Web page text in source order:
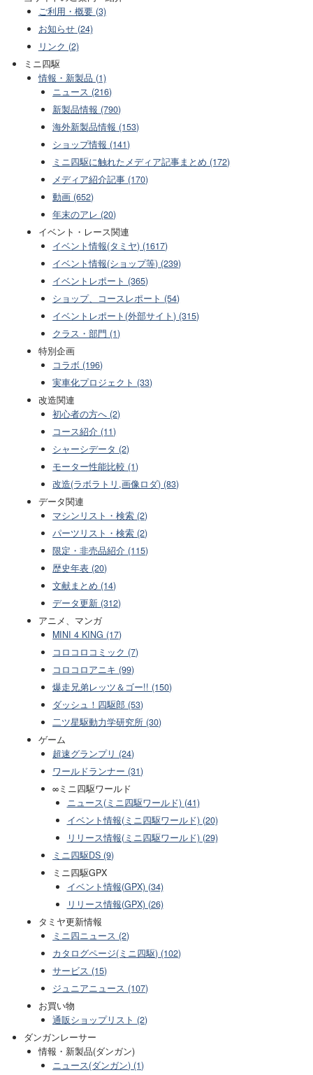
ご利用・概要 (3)
お知らせ (24)
リンク (2)
ミニ四駆
情報・新製品 (1)
ニュース (216)
新製品情報 (790)
海外新製品情報 (153)
ショップ情報 (141)
ミニ四駆に触れたメディア記事まとめ (172)
メディア紹介記事 (170)
動画 (652)
年末のアレ (20)
イベント・レース関連
イベント情報(タミヤ) (1617)
イベント情報(ショップ等) (239)
イベントレポート (365)
ショップ、コースレポート (54)
イベントレポート(外部サイト) (315)
クラス・部門 (1)
特別企画
コラボ (196)
実車化プロジェクト (33)
改造関連
初心者の方へ (2)
コース紹介 (11)
シャーシデータ (2)
モーター性能比較 (1)
改造(ラボラトリ,画像ロダ) (83)
データ関連
マシンリスト・検索 (2)
パーツリスト・検索 (2)
限定・非売品紹介 (115)
歴史年表 (20)
文献まとめ (14)
データ更新 (312)
アニメ、マンガ
MINI 4 KING (17)
コロコロコミック (7)
コロコロアニキ (99)
爆走兄弟レッツ＆ゴー!! (150)
ダッシュ！四駆郎 (53)
二ツ星駆動力学研究所 (30)
ゲーム
超速グランプリ (24)
ワールドランナー (31)
∞ミニ四駆ワールド
ニュース(ミニ四駆ワールド) (41)
イベント情報(ミニ四駆ワールド) (20)
リリース情報(ミニ四駆ワールド) (29)
ミニ四駆DS (9)
ミニ四駆GPX
イベント情報(GPX) (34)
リリース情報(GPX) (26)
タミヤ更新情報
ミニ四ニュース (2)
カタログページ(ミニ四駆) (102)
サービス (15)
ジュニアニュース (107)
お買い物
通販ショップリスト (2)
ダンガンレーサー
情報・新製品(ダンガン)
ニュース(ダンガン) (1)